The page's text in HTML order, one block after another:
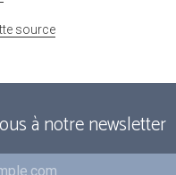
source
à notre newsletter